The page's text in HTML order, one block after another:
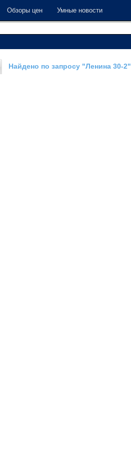
Обзоры цен Умные новости
Найдено по запросу "Ленина 30-2"